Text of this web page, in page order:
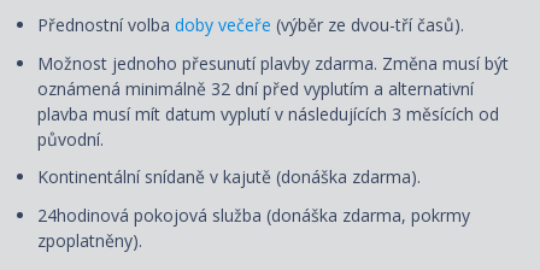
Přednostní volba doby večeře (výběr ze dvou-tří časů).
Možnost jednoho přesunutí plavby zdarma. Změna musí být
oznámená minimálně 32 dní před vyplutím a alternativní
plavba musí mít datum vyplutí v následujících 3 měsících od
původní.
Kontinentální snídaně v kajutě (donáška zdarma).
24hodinová pokojová služba (donáška zdarma, pokrmy
zpoplatněny).